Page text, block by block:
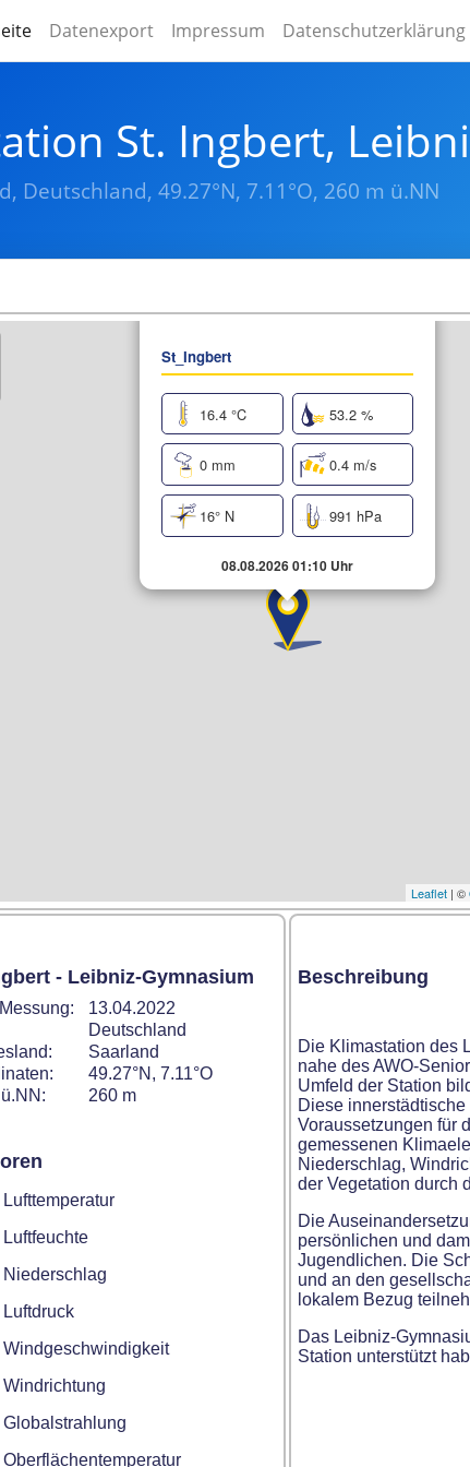
Datenexport Impressum Datenschutzerklärung
St. Ingbert,
Deutschland, 49.27°N, 7.11°O, 260 m ü.NN
St_Ingbert
16.4 °C 53.2 %
0 mm 0.4 m/s
16° N 991 hPa
08.08.2026 01:10 Uhr
×
Leaflet| ©
- Leibniz-Gymnasium
13.04.2022
Deutschland
Saarland
49.27°N, 7.11°O
260 m
Lufttemperatur
Luftfeuchte
Niederschlag
Luftdruck
Windgeschwindigkeit
Windrichtung
Globalstrahlung
Oberflächentemperatur
Beschreibung
Die Klimastation des
nahe des AWO-
Umfeld der Station
Diese
Voraussetzungen für
gemessenen
Niederschlag,
der Vegetation durch
Die
persönlichen und
Jugendlichen. Die
und an den
lokalem Bezug
Das Leibniz-
Station unterstützt